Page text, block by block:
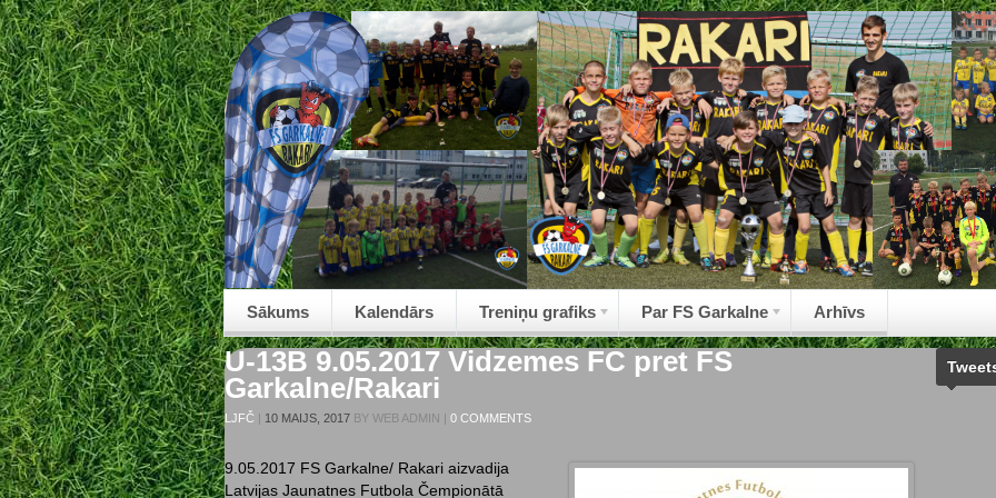
Sākums Kalendārs Treniņu grafiks Par FS Garkalne Arhīvs
U-13B 9.05.2017 Vidzemes FC pret FS
Garkalne/Rakari
LJFČ | 10 MAIJS, 2017 BY WEB ADMIN | 0 COMMENTS
9.05.2017 FS Garkalne/ Rakari aizvadija
Latvijas Jaunatnes Futbola Čempionātā